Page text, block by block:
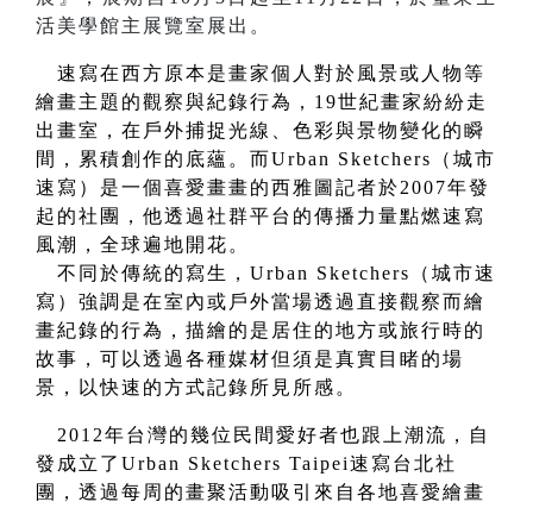
活美學館主展覽室展出。
速寫在西方原本是畫家個人對於風景或人物等
繪畫主題的觀察與紀錄行為，19世紀畫家紛紛走
出畫室，在戶外捕捉光線、色彩與景物變化的瞬
間，累積創作的底蘊。而Urban Sketchers（城市
速寫）是一個喜愛畫畫的西雅圖記者於2007年發
起的社團，他透過社群平台的傳播力量點燃速寫
風潮，全球遍地開花。
不同於傳統的寫生，Urban Sketchers（城市速
寫）強調是在室內或戶外當場透過直接觀察而繪
畫紀錄的行為，描繪的是居住的地方或旅行時的
故事，可以透過各種媒材但須是真實目睹的場
景，以快速的方式記錄所見所感。
2012年台灣的幾位民間愛好者也跟上潮流，自
發成立了Urban Sketchers Taipei速寫台北社
團，透過每周的畫聚活動吸引來自各地喜愛繪畫